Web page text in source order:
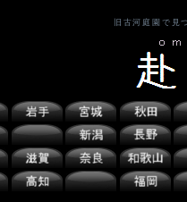
旧古河庭園で見